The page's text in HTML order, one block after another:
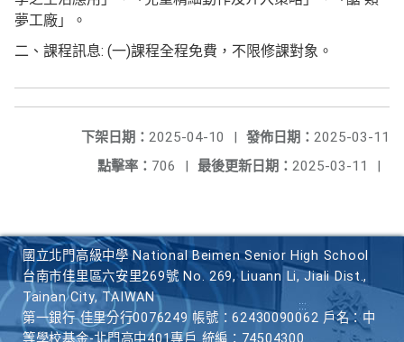
夢工廠」。
二、課程訊息: (一)課程全程免費，不限修課對象。
發佈日期： 2025-03-11
下架日期： 2025-04-10
|
最後更新日期： 2025-03-11 |
點擊率： 706 |
國立北門高級中學 National Beimen Senior High School
台南市佳里區六安里269號 No. 269, Liuann Li, Jiali Dist.,
Tainan City, TAIWAN
第一銀行 佳里分行0076249 帳號：62430090062 戶名：中
等學校基金-北門高中401專戶 統編：74504300